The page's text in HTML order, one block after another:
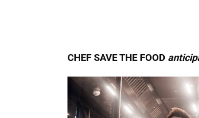
CHEF SAVE THE FOOD